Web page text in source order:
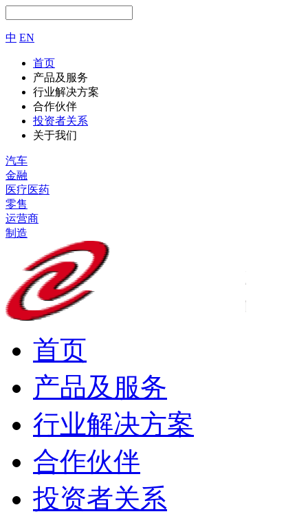
中 EN
首页
产品及服务
行业解决方案
合作伙伴
投资者关系
关于我们
汽车
金融
医疗医药
零售
运营商
制造
首页
产品及服务
行业解决方案
合作伙伴
投资者关系